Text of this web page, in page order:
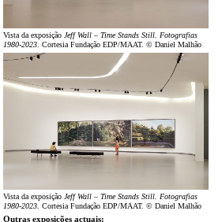
Vista da exposição Jeff Wall – Time Stands Still. Fotografias
1980-2023 . Cortesia Fundação EDP/MAAT. © Daniel Malhão
Vista da exposição Jeff Wall – Time Stands Still. Fotografias
1980-2023 . Cortesia Fundação EDP/MAAT. © Daniel Malhão
Outras exposições actuais: